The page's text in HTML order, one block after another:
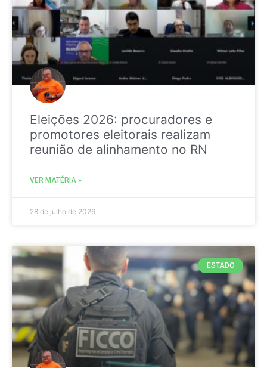
Eleições 2026: procuradores e
promotores eleitorais realizam
reunião de alinhamento no RN
VER MATÉRIA »
28 de julho de 2026
ESTADO